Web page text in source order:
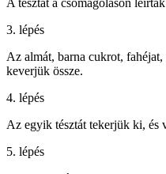
A tésztát a csomagoláson
3. lépés
Az almát, barna cukrot,
keverjük össze.
4. lépés
Az egyik tésztát tekerjük ki, és
5. lépés